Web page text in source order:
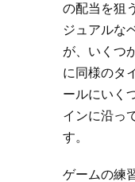
の配当を狙
ジュアルな
が、いくつ
に同様のタ
ールにいく
インに沿っ
す。
ゲームの練